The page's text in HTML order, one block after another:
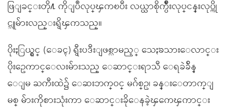
ဖြျခင္းတို႔ ကိုျပဳလုပ္ၾကၿပီး လယ္ယာစိုက္ပ်ိဳးလုပ္ငန္းလုပ္ကို
င္သူမ်ားလည္းရွိၾကသည္။
ပိုးႏြယ္ရွင္ (ေခၚ) ရွီးပဒီးျဖစ္လာမည့္ သေႏၶသားေလာင္း
ပိုးဥေကာင္ေလးမ်ားသည္ ေဆာင္းရာသီ ေရခဲခ်ိန္
ေျမ ႀကီးထဲ၌ ေဆးဘက္ဝင္ မဂ်စ္ဥ၊ ခန္းေတာက္ျ
မစ္ မ်ားကိုစားသုံးကာ ေဆာင္းခိုေနခဲ့ၾကေၾကာင္း